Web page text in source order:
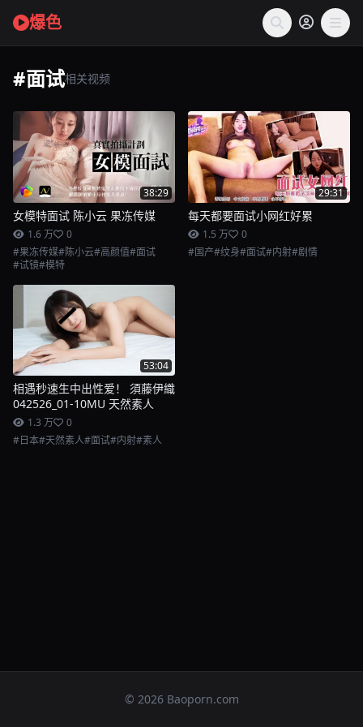
爆色
#面试相关视频
38:29
女模特面试 陈小云 果冻传媒
1.6 万
0
#果冻传媒#陈小云#高颜值#面试
#试镜#模特
29:31
每天都要面试小网红好累
1.5 万
0
#国产#纹身#面试#内射#剧情
53:04
相遇秒速生中出性爱！ 須藤伊織
042526_01-10MU 天然素人
1.3 万
0
#日本#天然素人#面试#内射#素人
© 2026 Baoporn.com